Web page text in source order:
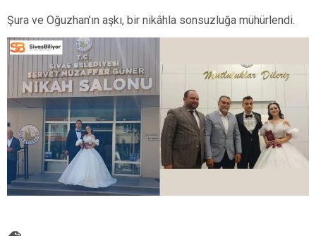
Şura ve Oğuzhan’ın aşkı, bir nikâhla sonsuzluğa mühürlendi.